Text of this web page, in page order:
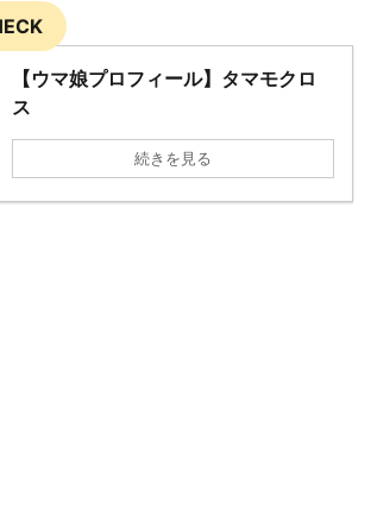
【ウマ娘プロフィール】タマモクロ
ス
続きを見る